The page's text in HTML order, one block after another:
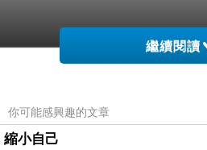
繼續閱讀
你可能感興趣的文章
縮小自己